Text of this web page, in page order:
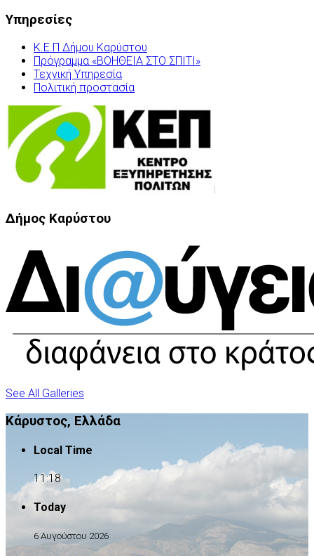
Υπηρεσίες
Κ.Ε.Π Δήμου Καρύστου
Πρόγραμμα «ΒΟΗΘΕΙΑ ΣΤΟ ΣΠΙΤΙ»
Τεχνική Υπηρεσία
Πολιτική προστασία
Δήμος Καρύστου
See All Galleries
Κάρυστος, Ελλάδα
Local Time
11:18
Today
6 Αυγούστου 2026